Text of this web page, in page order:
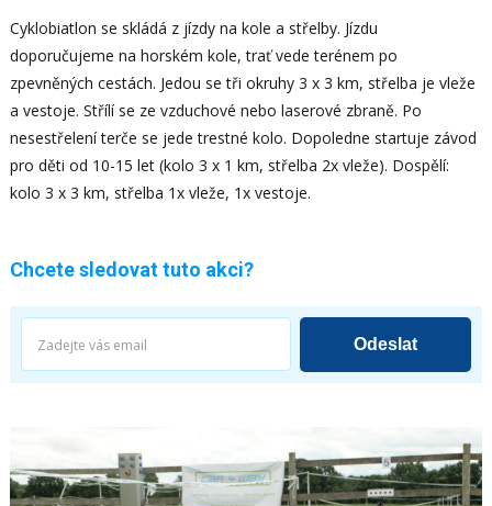
Cyklobiatlon se skládá z jízdy na kole a střelby. Jízdu
doporučujeme na horském kole, trať vede terénem po
zpevněných cestách. Jedou se tři okruhy 3 x 3 km, střelba je vleže
a vestoje. Střílí se ze vzduchové nebo laserové zbraně. Po
nesestřelení terče se jede trestné kolo. Dopoledne startuje závod
pro děti od 10-15 let (kolo 3 x 1 km, střelba 2x vleže). Dospělí:
kolo 3 x 3 km, střelba 1x vleže, 1x vestoje.
Chcete sledovat tuto akci?